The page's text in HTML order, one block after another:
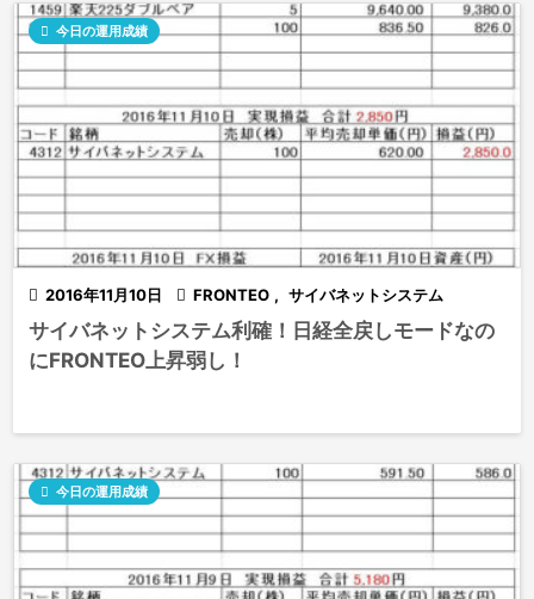
 2016年11月10日
 今日の運用成績
 FRONTEO , サイバネットシステム
サイバネットシステム利確！日経全戻しモードなの
にFRONTEO上昇弱し！
 今日の運用成績